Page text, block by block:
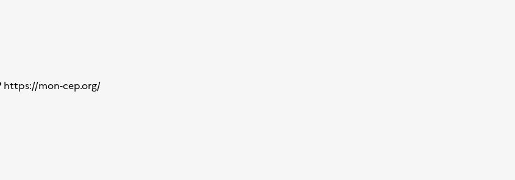
https://mon-cep.org/